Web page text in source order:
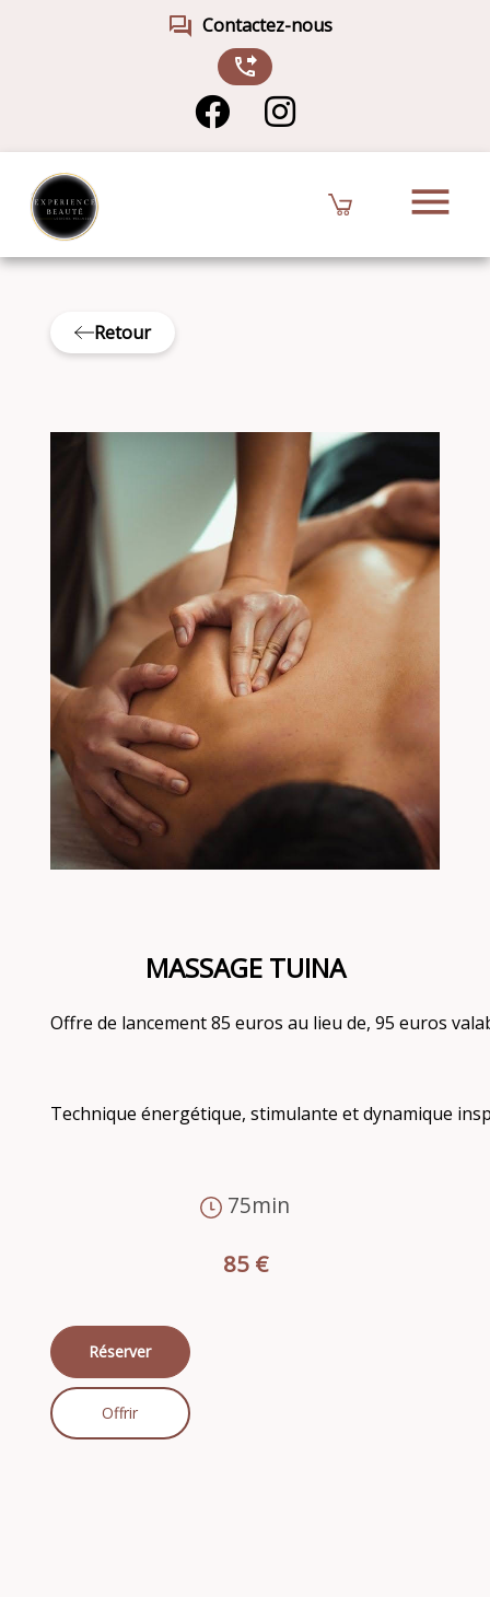
forum Contactez-nous
phone_forwarded
menu
Retour
MASSAGE TUINA
Offre de lancement 85 euros au lieu de, 95 euros
Technique énergétique, stimulante et dynamique
75min
85 €
Réserver
Offrir